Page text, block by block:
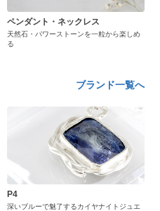
ペンダント・ネックレス
天然石・パワーストーンを一粒から楽しめ
る
ブランド一覧へ
P4
深いブルーで魅了するカイヤナイトジュエ